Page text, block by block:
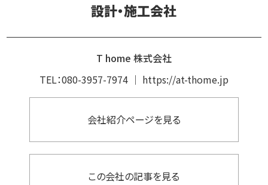
設計・施工会社
T home 株式会社
TEL：080-3957-7974｜ https://at-thome.jp
会社紹介ページを見る
この会社の記事を見る